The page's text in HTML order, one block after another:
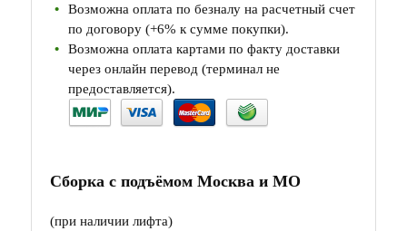
Возможна оплата по безналу на расчетный счет
по договору (+6% к сумме покупки).
Возможна оплата картами по факту доставки
через онлайн перевод (терминал не
предоставляется).
Сборка с подъёмом Москва и МО
(при наличии лифта)